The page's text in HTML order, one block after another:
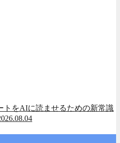
トをAIに読ませるための新常識